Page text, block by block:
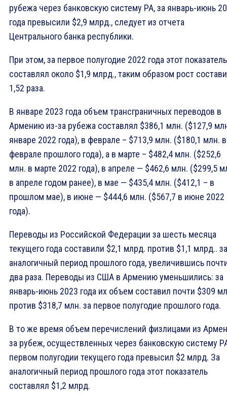
рубежа через банковскую систему РА, за январь-июнь
года превысили $2,9 млрд., следует из отчета
Центрального банка республики.
При этом, за первое полугодие 2022 года этот показатель
составлял около $1,9 млрд., таким образом рост
1,52 раза.
В январе 2023 года объем трансграничных переводов в
Армению из-за рубежа составлял $386,1 млн. ($127,9
январе 2022 года), в феврале – $713,9 млн. ($180,1 млн. в
феврале прошлого года), а в марте – $482,4 млн. ($252,6
млн. в марте 2022 года), в апреле — $462,6 млн. ($299,5
в апреле годом ранее), в мае — $435,4 млн. ($412,1 – в
прошлом мае), в июне — $444,6 млн. ($567,7 в июне 2022
года).
Переводы из Российской Федерации за шесть месяца
текущего года составили $2,1 млрд. против $1,1 млрд.. за
аналогичный период прошлого года, увеличившись
два раза. Переводы из США в Армению уменьшились: за
январь-июнь 2023 года их объем составил почти $309
против $318,7 млн. за первое полугодие прошлого года.
В то же время объем перечислений физлицами из
за рубеж, осуществленных через банковскую систему
первом полугодии текущего года превысил $2 млрд. За
аналогичный период прошлого года этот показатель
составлял $1,2 млрд.